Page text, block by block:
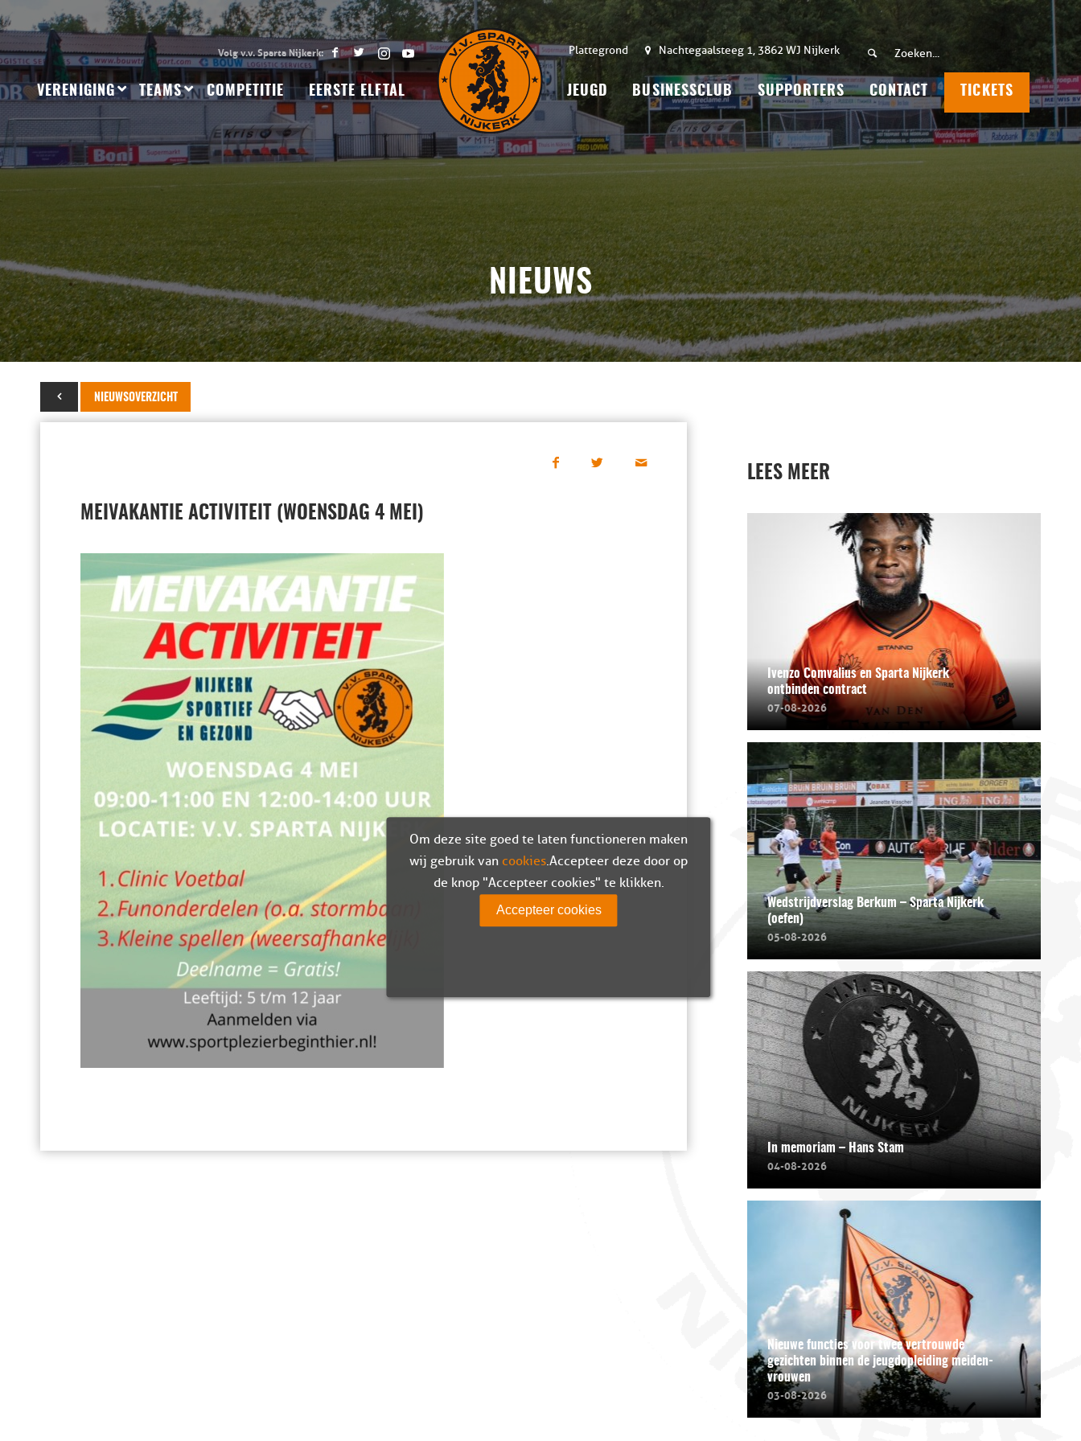
Plattegrond Nachtegaalsteeg 1, 3862 WJ Nijkerk
VERENIGING TEAMS COMPETITIE EERSTE ELFTAL JEUGD BUSINESSCLUB SUPPORTERS CONTACT TICKETS
NIEUWS
NIEUWSOVERZICHT
13 april 2022
MEIVAKANTIE ACTIVITEIT (WOENSDAG 4 MEI)
LEES MEER
Ivenzo Comvalius en Sparta Nijkerk
ontbinden contract
07-08-2026
Wedstrijdverslag Berkum – Sparta Nijkerk
(oefen)
05-08-2026
In memoriam – Hans Stam
04-08-2026
Nieuwe functies voor twee vertrouwde
gezichten binnen de jeugdopleiding meiden-
vrouwen
03-08-2026
Om deze site goed te laten functioneren maken
wij gebruik van cookies. Accepteer deze door op
de knop "Accepteer cookies" te klikken.
Accepteer cookies